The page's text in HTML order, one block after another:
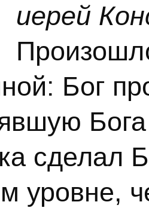
иерей
Бог
сделал
уровне,